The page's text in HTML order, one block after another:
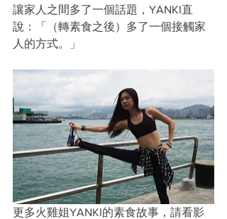
讓家人之間多了一個話題，YANKI直
說：「（轉素食之後）多了一個接觸家
人的方式。」
更多火雞姐YANKI的素食故事，請看影